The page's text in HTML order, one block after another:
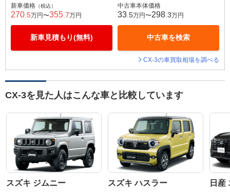
新車価格 （税込）
270 .5万円〜355 .7万円
新車見積もり(無料)
中古車本体価格
33 .5万円〜298 .3万円
中古車を検索
CX-3の車買取相場を調べる
CX-3を見た人はこんな車と比較しています
スズキ ジムニー スズキ ハスラー 日産